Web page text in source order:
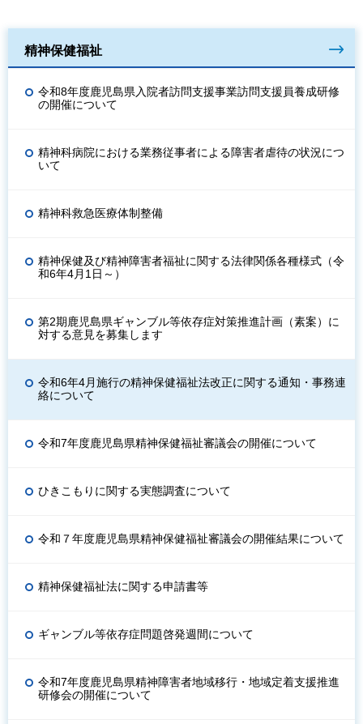
精神保健福祉
令和8年度鹿児島県入院者訪問支援事業訪問支援員養成研修
の開催について
精神科病院における業務従事者による障害者虐待の状況につ
いて
精神科救急医療体制整備
精神保健及び精神障害者福祉に関する法律関係各種様式（令
和6年4月1日～）
第2期鹿児島県ギャンブル等依存症対策推進計画（素案）に
対する意見を募集します
令和6年4月施行の精神保健福祉法改正に関する通知・事務連
絡について
令和7年度鹿児島県精神保健福祉審議会の開催について
ひきこもりに関する実態調査について
令和７年度鹿児島県精神保健福祉審議会の開催結果について
精神保健福祉法に関する申請書等
ギャンブル等依存症問題啓発週間について
令和7年度鹿児島県精神障害者地域移行・地域定着支援推進
研修会の開催について